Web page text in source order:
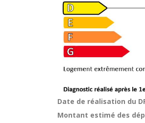
Date de réalisation du
Montant estimé des